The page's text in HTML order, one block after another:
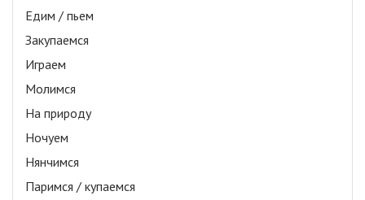
Едим / пьем
Закупаемся
Играем
Молимся
На природу
Ночуем
Нянчимся
Паримся / купаемся